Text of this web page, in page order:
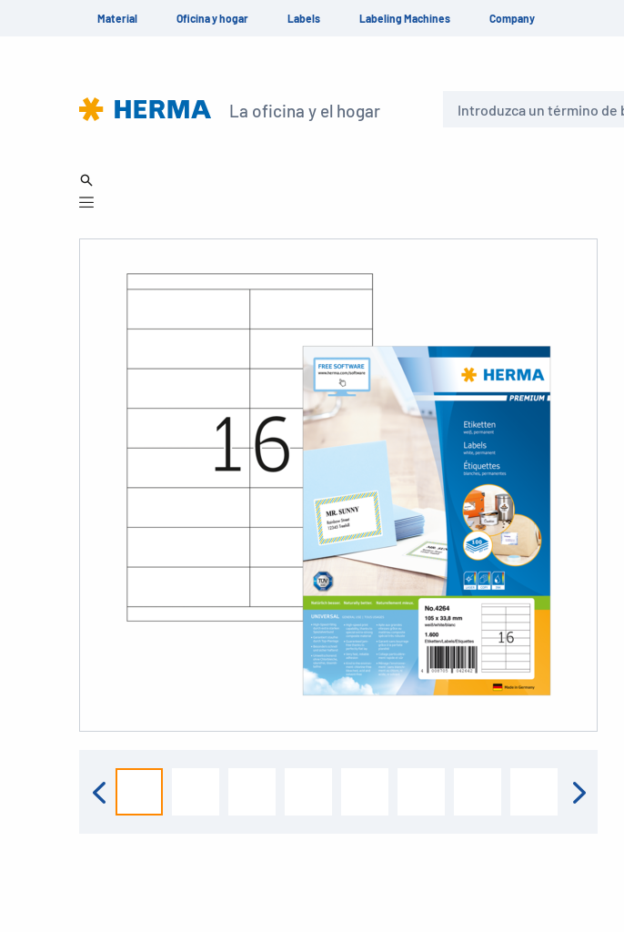
Material Oficina y hogar Labels Labeling Machines Company
La oficina y el hogar